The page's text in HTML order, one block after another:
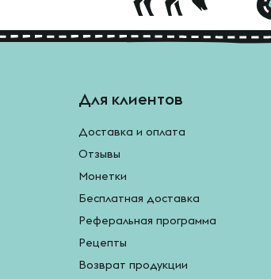
Для клиентов
Доставка и оплата
Отзывы
Монетки
Бесплатная доставка
Реферальная программа
Рецепты
Возврат продукции